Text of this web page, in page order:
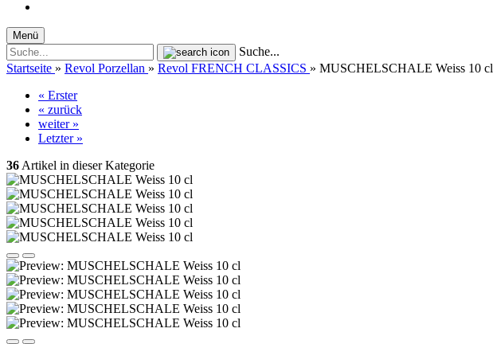
Menü
Suche...
Startseite » Revol Porzellan » Revol FRENCH CLASSICS » MUSCHELSCHALE Weiss 10 cl
« Erster
« zurück
weiter »
Letzter »
36 Artikel in dieser Kategorie